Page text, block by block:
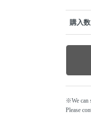
購入数
※We can
Please